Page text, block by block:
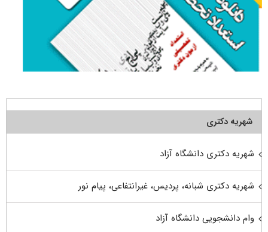
شهریه دکتری
شهریه دکتری دانشگاه آزاد
شهریه دکتری شبانه، پردیس، غیرانتفاعی، پیام نور
وام دانشجویی دانشگاه آزاد